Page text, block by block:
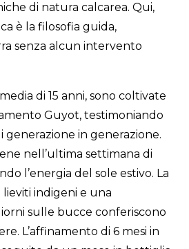
di natura calcarea. Qui,
è la filosofia guida,
senza alcun intervento
di 15 anni, sono coltivate
Guyot, testimoniando
generazione in generazione.
nell’ultima settimana di
l’energia del sole estivo. La
indigeni e una
sulle bucce conferiscono
L’affinamento di 6 mesi in